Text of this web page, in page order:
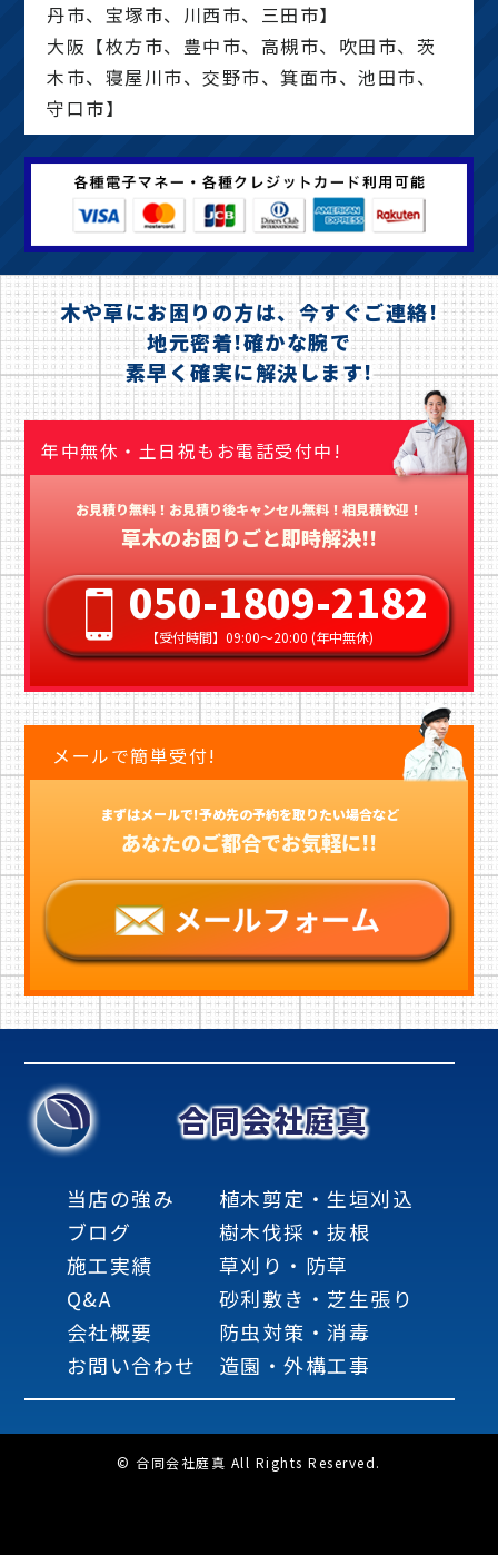
丹市、宝塚市、川西市、三田市】
大阪【枚方市、豊中市、高槻市、吹田市、茨
木市、寝屋川市、交野市、箕面市、池田市、
守口市】
木や草にお困りの方は、今すぐご連絡!
地元密着!確かな腕で
素早く確実に解決します!
年中無休・土日祝もお電話受付中!
お見積り無料！お見積り後キャンセル無料！相見積歓迎！
草木のお困りごと即時解決!!
050-1809-2182
【受付時間】09:00〜20:00 (年中無休)
メールで簡単受付!
まずはメールで!予め先の予約を取りたい場合など
あなたのご都合でお気軽に!!
合同会社庭真
当店の強み
ブログ
施工実績
Q&A
会社概要
お問い合わせ
植木剪定・生垣刈込
樹木伐採・抜根
草刈り・防草
砂利敷き・芝生張り
防虫対策・消毒
造園・外構工事
© 合同会社庭真 All Rights Reserved.